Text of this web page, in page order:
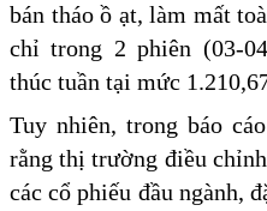
bán tháo ồ ạt, làm mất
chỉ trong 2 phiên (03-
thúc tuần tại mức
Tuy nhiên, trong báo
rằng thị trường điều
các cổ phiếu đầu ngành,